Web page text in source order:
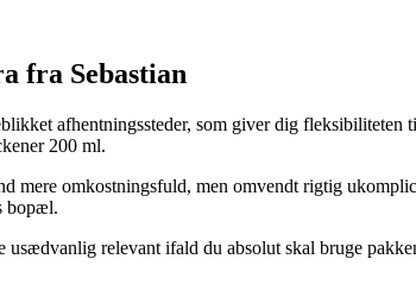
fra Sebastian
afhentningssteder, som giver dig fleksibiliteten
200 ml.
mere omkostningsfuld, men omvendt rigtig
bopæl.
relevant ifald du absolut skal bruge